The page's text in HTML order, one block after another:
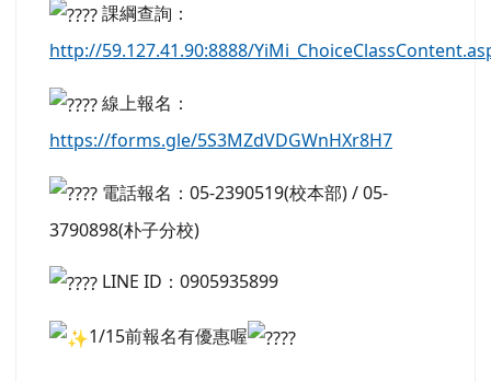
課綱查詢：
http://59.127.41.90:8888/
線上報名：
https://forms.gle/5S3MZdVDGWnHXr8H7
電話報名：05-2390519(校本部) / 05-
3790898(朴子分校)
LINE ID：0905935899
1/15前報名有優惠喔